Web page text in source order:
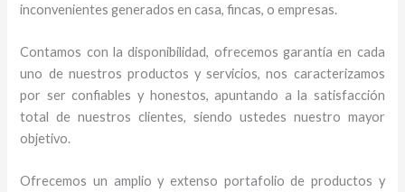
inconvenientes generados en casa, fincas, o empresas.
Contamos con la disponibilidad, ofrecemos garantía en cada
uno de nuestros productos y servicios, nos caracterizamos
por ser confiables y honestos, apuntando a la satisfacción
total de nuestros clientes, siendo ustedes nuestro mayor
objetivo.
Ofrecemos un amplio y extenso portafolio de productos y